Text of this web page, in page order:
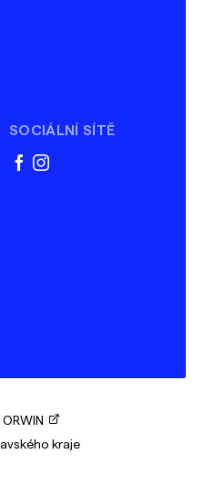
SOCIÁLNÍ SÍTĚ
facebook
instagram
kraje